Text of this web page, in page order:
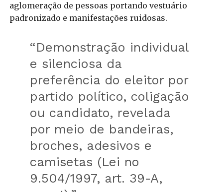
aglomeração de pessoas portando vestuário
padronizado e manifestações ruidosas.
“Demonstração individual
e silenciosa da
preferência do eleitor por
partido político, coligação
ou candidato, revelada
por meio de bandeiras,
broches, adesivos e
camisetas (Lei no
9.504/1997, art. 39-A,